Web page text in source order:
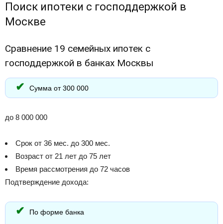
Поиск ипотеки с господдержкой в
Москве
Сравнение 19 семейных ипотек с
господдержкой в банках Москвы
Сумма от 300 000
до 8 000 000
Срок от 36 мес. до 300 мес.
Возраст от 21 лет до 75 лет
Время рассмотрения до 72 часов
Подтверждение дохода:
По форме банка